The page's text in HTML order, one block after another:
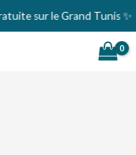
sur le Grand Tunis ✨